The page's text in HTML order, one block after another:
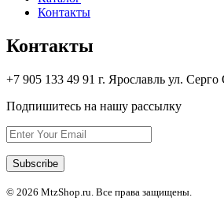
Контакты
Контакты
+7 905 133 49 91 г. Ярославль ул.
Подпишитесь на нашу рассылку
© 2026 MtzShop.ru. Все права защищены.